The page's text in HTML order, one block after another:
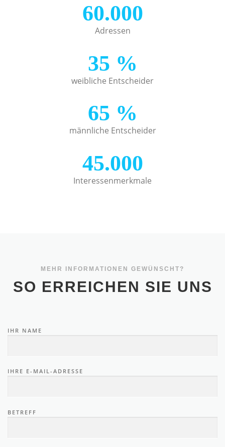
60.000
Adressen
35 %
weibliche Entscheider
65 %
männliche Entscheider
45.000
Interessenmerkmale
MEHR INFORMATIONEN GEWÜNSCHT?
SO ERREICHEN SIE UNS
IHR NAME
IHRE E-MAIL-ADRESSE
BETREFF